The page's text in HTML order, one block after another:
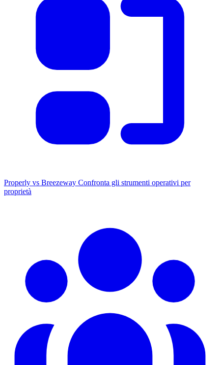
Properly vs Breezeway Confronta gli strumenti operativi per
proprietà